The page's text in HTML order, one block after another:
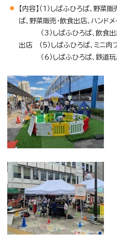
【内容】（1）しばふひろば、野菜
ば、野菜販売・飲食出店、ハンドメ
（3）しばふひろば、飲食出
出店 （5）しばふひろば、ミニ肉
（6）しばふひろば、鉄道玩